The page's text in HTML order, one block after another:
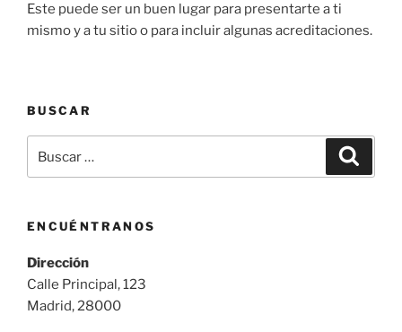
Este puede ser un buen lugar para presentarte a ti
mismo y a tu sitio o para incluir algunas acreditaciones.
BUSCAR
por:
ENCUÉNTRANOS
Dirección
Calle Principal, 123
Madrid, 28000